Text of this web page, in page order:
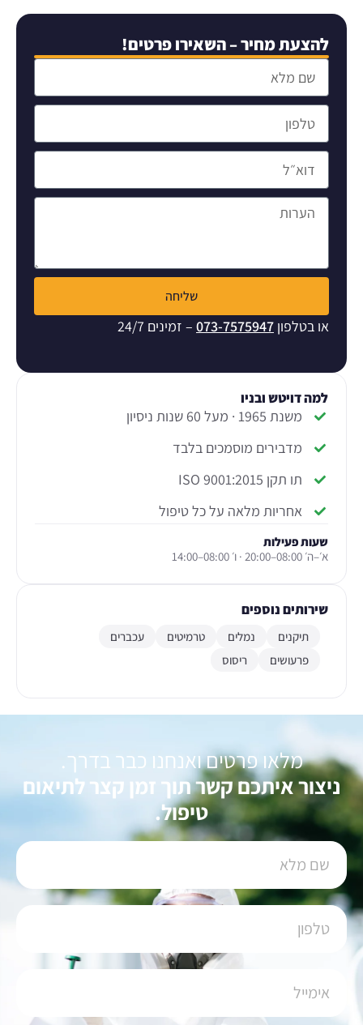
להצעת מחיר – השאירו פרטים!
שליחה
או בטלפון 073-7575947 – זמינים 24/7
למה דויטש ובניו
משנת 1965 · מעל 60 שנות ניסיון
מדבירים מוסמכים בלבד
תו תקן ISO 9001:2015
אחריות מלאה על כל טיפול
שעות פעילות
א׳–ה׳ 08:00–20:00 · ו׳ 08:00–14:00
שירותים נוספים
תיקנים נמלים טרמיטים
עכברים
פרעושים
ריסוס
מלאו פרטים ואנחנו כבר בדרך.
ניצור איתכם קשר תוך זמן קצר לתיאום
טיפול.